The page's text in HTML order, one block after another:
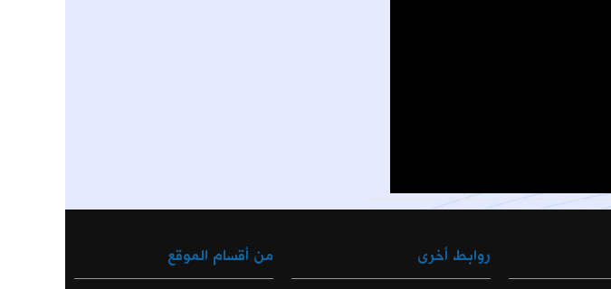
روابط أخرى من أقسام الموقع